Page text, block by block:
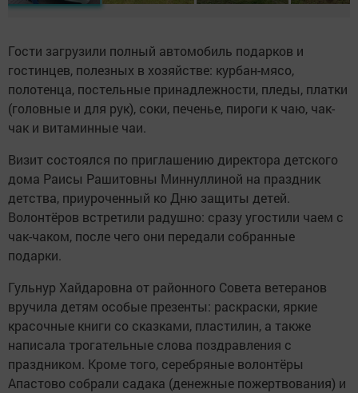
Гости загрузили полный автомобиль подарков и
гостинцев, полезных в хозяйстве: курбан-мясо,
полотенца, постельные принадлежности, пледы, платки
(головные и для рук), соки, печенье, пироги к чаю, чак-
чак и витаминные чаи.
Визит состоялся по приглашению директора детского
дома Раисы Рашитовны Миннуллиной на праздник
детства, приуроченный ко Дню защиты детей.
Волонтёров встретили радушно: сразу угостили чаем с
чак-чаком, после чего они передали собранные
подарки.
Гульнур Хайдаровна от районного Совета ветеранов
вручила детям особые презенты: раскраски, яркие
красочные книги со сказками, пластилин, а также
написала трогательные слова поздравления с
праздником. Кроме того, серебряные волонтёры
Апастово собрали садака (денежные пожертвования) и